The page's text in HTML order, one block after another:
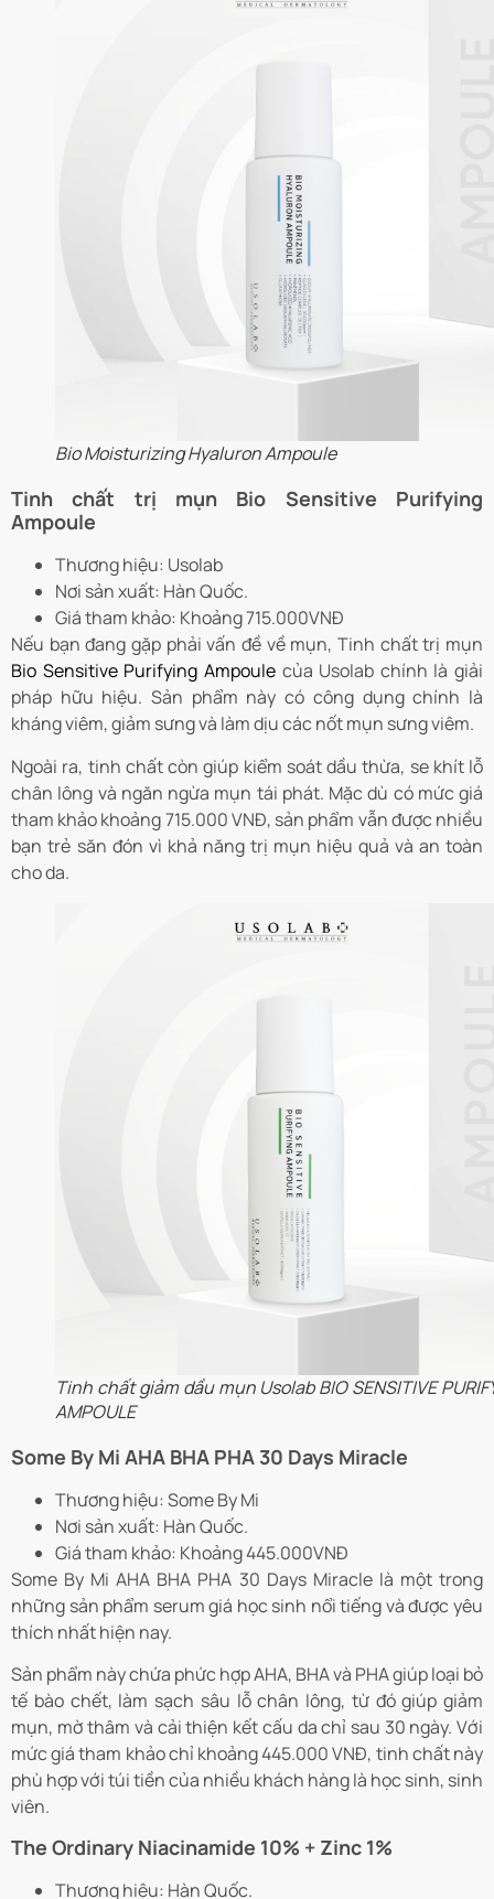
Bio Moisturizing Hyaluron Ampoule
Tinh chất trị mụn Bio Sensitive Purifying
Ampoule
Thương hiệu: Usolab
Nơi sản xuất: Hàn Quốc.
Giá tham khảo: Khoảng 715.000VNĐ
Nếu bạn đang gặp phải vấn đề về mụn, Tinh chất trị mụn
Bio Sensitive Purifying Ampoulecủa Usolab chính là giải
pháp hữu hiệu. Sản phẩm này có công dụng chính là
kháng viêm, giảm sưng và làm dịu các nốt mụn sưng viêm.
Ngoài ra, tinh chất còn giúp kiểm soát dầu thừa, se khít lỗ
chân lông và ngăn ngừa mụn tái phát. Mặc dù có mức giá
tham khảo khoảng 715.000 VNĐ, sản phẩm vẫn được nhiều
bạn trẻ săn đón vì khả năng trị mụn hiệu quả và an toàn
cho da.
Tinh chất giảm dầu mụn Usolab BIO SENSITIVE
AMPOULE
Some By Mi AHA BHA PHA 30 Days Miracle
Thương hiệu: Some By Mi
Nơi sản xuất: Hàn Quốc.
Giá tham khảo: Khoảng 445.000VNĐ
Some By Mi AHA BHA PHA 30 Days Miracle là một trong
những sản phẩm serum giá học sinh nổi tiếng và được yêu
thích nhất hiện nay.
Sản phẩm này chứa phức hợp AHA, BHA và PHA giúp loại bỏ
tế bào chết, làm sạch sâu lỗ chân lông, từ đó giúp giảm
mụn, mờ thâm và cải thiện kết cấu da chỉ sau 30 ngày. Với
mức giá tham khảo chỉ khoảng 445.000 VNĐ, tinh chất này
phù hợp với túi tiền của nhiều khách hàng là học sinh, sinh
viên.
The Ordinary Niacinamide 10% + Zinc 1%
Thương hiệu: Hàn Quốc.